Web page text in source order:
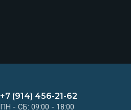
+7 (914) 456-21-62
ПН - СБ: 09:00 - 18:00